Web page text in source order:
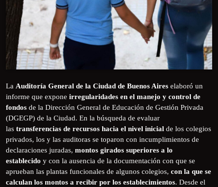
La Auditoría General de la Ciudad de Buenos Aires elaboró un
informe que expone irregularidades en el manejo y control de
fondos de la Dirección General de Educación de Gestión Privada
(DGEGP) de la Ciudad. En la búsqueda de evaluar
las transferencias de recursos hacia el nivel inicial de los colegios
privados, los y las auditoras se toparon con incumplimientos de
declaraciones juradas, montos girados superiores a lo
establecido y con la ausencia de la documentación con que se
aprueban las plantas funcionales de algunos colegios, con la que se
calculan los montos a recibir por los establecimientos. Desde el